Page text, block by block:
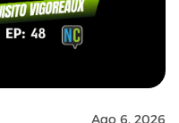
Ago 6, 2026